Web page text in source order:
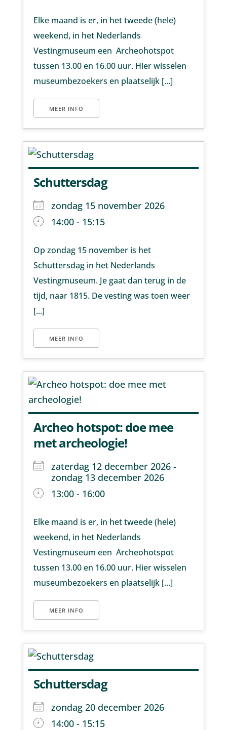
Elke maand is er, in het tweede (hele)
weekend, in het Nederlands
Vestingmuseum een Archeohotspot
tussen 13.00 en 16.00 uur. Hier wisselen
museumbezoekers en plaatselijk [...]
MEER INFO
Schuttersdag
zondag 15 november 2026
14:00 - 15:15
Op zondag 15 november is het
Schuttersdag in het Nederlands
Vestingmuseum. Je gaat dan terug in de
tijd, naar 1815. De vesting was toen weer
[...]
MEER INFO
Archeo hotspot: doe mee
met archeologie!
zaterdag 12 december 2026 -
zondag 13 december 2026
13:00 - 16:00
Elke maand is er, in het tweede (hele)
weekend, in het Nederlands
Vestingmuseum een Archeohotspot
tussen 13.00 en 16.00 uur. Hier wisselen
museumbezoekers en plaatselijk [...]
MEER INFO
Schuttersdag
zondag 20 december 2026
14:00 - 15:15